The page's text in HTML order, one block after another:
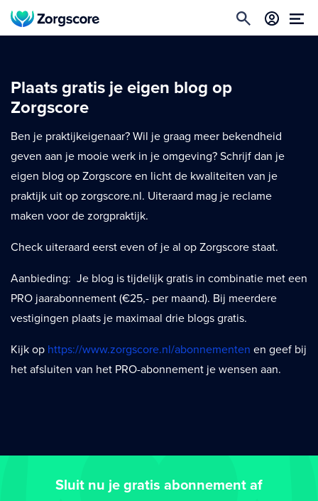
Plaats gratis je eigen blog op
Zorgscore
Ben je praktijkeigenaar? Wil je graag meer bekendheid
geven aan je mooie werk in je omgeving? Schrijf dan je
eigen blog op Zorgscore en licht de kwaliteiten van je
praktijk uit op zorgscore.nl. Uiteraard mag je reclame
maken voor de zorgpraktijk.
Check uiteraard eerst even of je al op Zorgscore staat.
Aanbieding: Je blog is tijdelijk gratis in combinatie met een
PRO jaarabonnement (€25,- per maand). Bij meerdere
vestigingen plaats je maximaal drie blogs gratis.
Kijk op https://www.zorgscore.nl/abonnementen en geef bij
het afsluiten van het PRO-abonnement je wensen aan.
Sluit nu je gratis abonnement af